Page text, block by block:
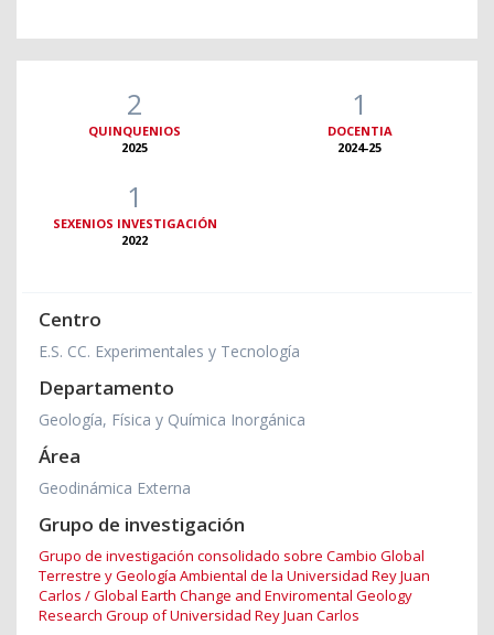
2
QUINQUENIOS
2025
1
DOCENTIA
2024-25
1
SEXENIOS INVESTIGACIÓN
2022
Centro
E.S. CC. Experimentales y Tecnología
Departamento
Geología, Física y Química Inorgánica
Área
Geodinámica Externa
Grupo de investigación
Grupo de investigación consolidado sobre Cambio Global
Terrestre y Geología Ambiental de la Universidad Rey Juan
Carlos / Global Earth Change and Enviromental Geology
Research Group of Universidad Rey Juan Carlos